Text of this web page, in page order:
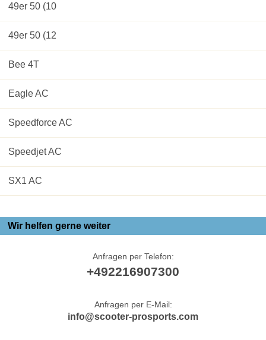
49er 50 (10
49er 50 (12
Bee 4T
Eagle AC
Speedforce AC
Speedjet AC
SX1 AC
Wir helfen gerne weiter
Anfragen per Telefon:
+492216907300
Anfragen per E-Mail:
info@scooter-prosports.com